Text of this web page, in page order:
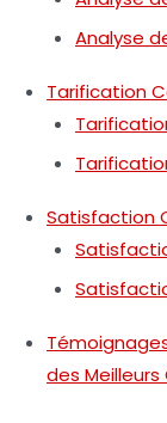
Analyse
Tarification
Satisfaction
des Meilleurs